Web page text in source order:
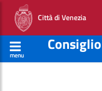
Città di Venezia
menu